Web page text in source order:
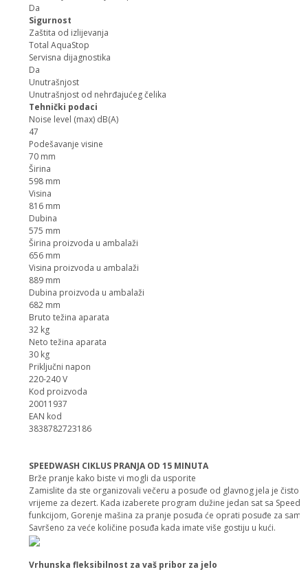
Da
Sigurnost
Zaštita od izlijevanja
Total AquaStop
Servisna dijagnostika
Da
Unutrašnjost
Unutrašnjost od nehrđajućeg čelika
Tehnički podaci
Noise level (max) dB(A)
47
Podešavanje visine
70 mm
Širina
598 mm
Visina
816 mm
Dubina
575 mm
Širina proizvoda u ambalaži
656 mm
Visina proizvoda u ambalaži
889 mm
Dubina proizvoda u ambalaži
682 mm
Bruto težina aparata
32 kg
Neto težina aparata
30 kg
Priključni napon
220-240 V
Kod proizvoda
20011937
EAN kod
3838782723186
SPEEDWASH CIKLUS PRANJA OD 15 MINUTA
Brže pranje kako biste vi mogli da usporite
Zamislite da ste organizovali večeru a posuđe od glavnog jela je čisto
vrijeme za dezert. Kada izaberete program dužine jedan sat sa
funkcijom, Gorenje mašina za pranje posuđa će oprati posuđe za
Savršeno za veće količine posuđa kada imate više gostiju u kući.
Vrhunska fleksibilnost za vaš pribor za jelo